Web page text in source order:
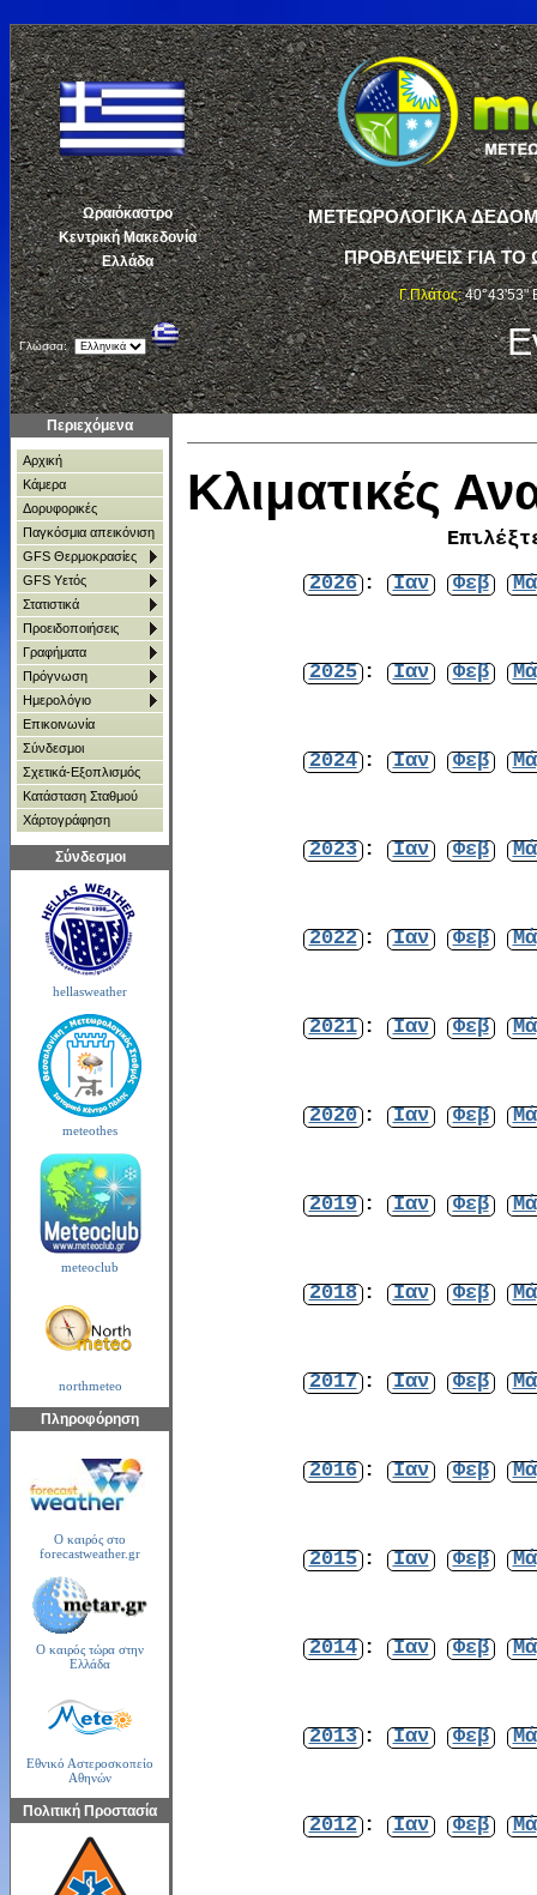
Ωραιόκαστρο
Κεντρική Μακεδονία
Ελλάδα
ΜΕΤΕΩΡΟΛΟΓΙΚΑ
ΠΡΟΒΛΕΨΕΙΣ ΓΙΑ ΤΟ
Γ.Πλάτος:40°43'53"
Γλώσσα:
Περιεχόμενα
Αρχική
Κάμερα
Δορυφορικές
Παγκόσμια απεικόνιση
GFS Θερμοκρασίες
GFS Υετός
Στατιστικά
Προειδοποιήσεις
Γραφήματα
Πρόγνωση
Ημερολόγιο
Επικοινωνία
Σύνδεσμοι
Σχετικά-Εξοπλισμός
Κατάσταση Σταθμού
Χάρτoγράφηση
Σύνδεσμοι
hellasweather
meteothes
meteoclub
northmeteo
Πληροφόρηση
Ο καιρός στο
forecastweather.gr
Ο καιρός τώρα στην
Ελλάδα
Εθνικό Αστεροσκοπείο
Αθηνών
Πολιτική Προστασία
Κλιματικές
2026 : Ιαν Φεβ
2025 : Ιαν Φεβ
2024 : Ιαν Φεβ
2023 : Ιαν Φεβ
2022 : Ιαν Φεβ
2021 : Ιαν Φεβ
2020 : Ιαν Φεβ
2019 : Ιαν Φεβ
2018 : Ιαν Φεβ
2017 : Ιαν Φεβ
2016 : Ιαν Φεβ
2015 : Ιαν Φεβ
2014 : Ιαν Φεβ
2013 : Ιαν Φεβ
2012 : Ιαν Φεβ